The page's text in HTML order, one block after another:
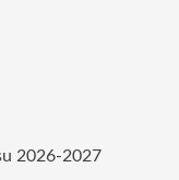
2026-2027